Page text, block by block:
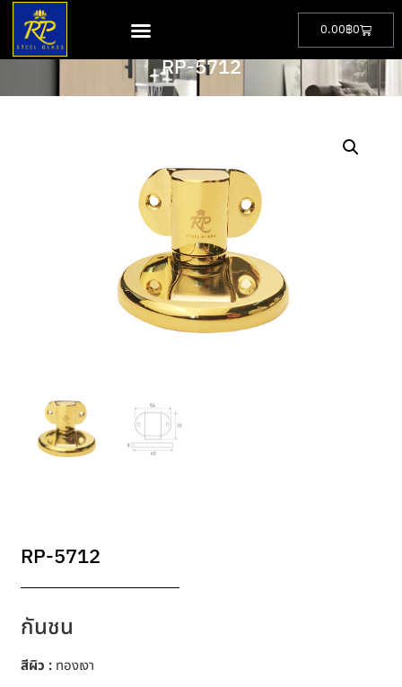
0.00฿0
RP-5712
RP-5712
กันชน
สีผิว : ทองเงา